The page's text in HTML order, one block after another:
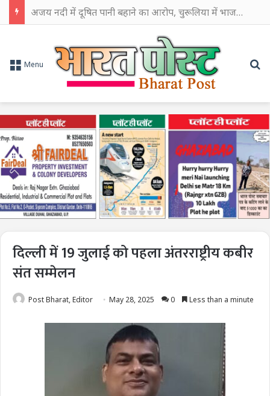
अजय नदी में दूषित पानी बहाने का आरोप, चुरूलिया में भाजपा का हल्लाबोल
Menu
दिल्ली में 19 जुलाई को पहला अंतरराष्ट्रीय कबीर
संत सम्मेलन
Post Bharat, Editor May 28, 2025 0 Less than a minute